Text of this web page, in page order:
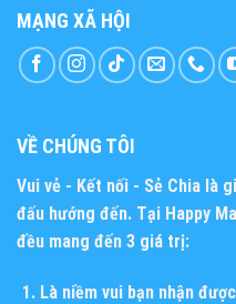
MẠNG XÃ HỘI
VỀ CHÚNG TÔI
Vui vẻ - Kết nối - Sẻ Chia là
đấu hướng đến. Tại Happy
đều mang đến 3 giá trị:
Là niềm vui bạn nhận